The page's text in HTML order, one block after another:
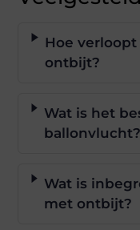
Hoe
ontbijt?
Wat is het
ballonvlucht?
Wat is
met ontbijt?